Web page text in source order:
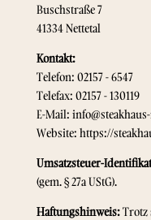
Buschstraße 7
41334 Nettetal
Kontakt:
Telefon: 02157 - 6547
Telefax: 02157 - 130119
E-Mail:
Website: https://
Umsatzsteuer-
(gem. § 27a UStG).
Haftungshinweis:Trotz